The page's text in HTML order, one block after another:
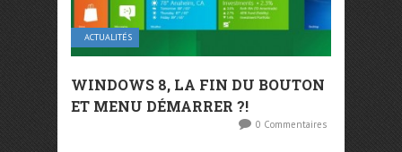
ACTUALITÉS
WINDOWS 8, LA FIN DU BOUTON
ET MENU DÉMARRER ?!
0 Commentaires